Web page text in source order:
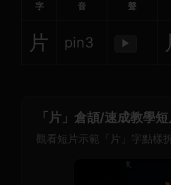
字
音
聲
片 pin3 ▶
「片」倉頡/速成教學
觀看短片示範「片」字點樣